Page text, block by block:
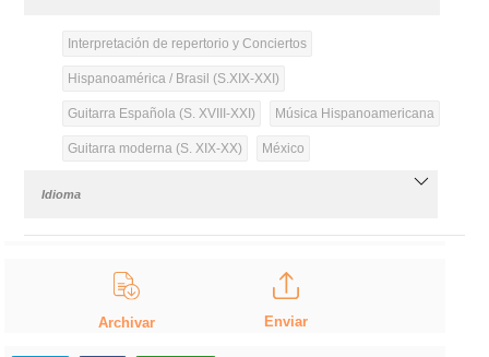
Interpretación de repertorio y Conciertos
Hispanoamérica / Brasil (S.XIX-XXI)
Guitarra Española (S. XVIII-XXI) Música Hispanoamericana
Guitarra moderna (S. XIX-XX) México
Idioma
Archivar Enviar